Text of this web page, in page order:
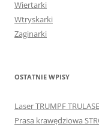
Wiertarki
Wtryskarki
Zaginarki
OSTATNIE WPISY
Laser TRUMPF
Prasa krawędziowa